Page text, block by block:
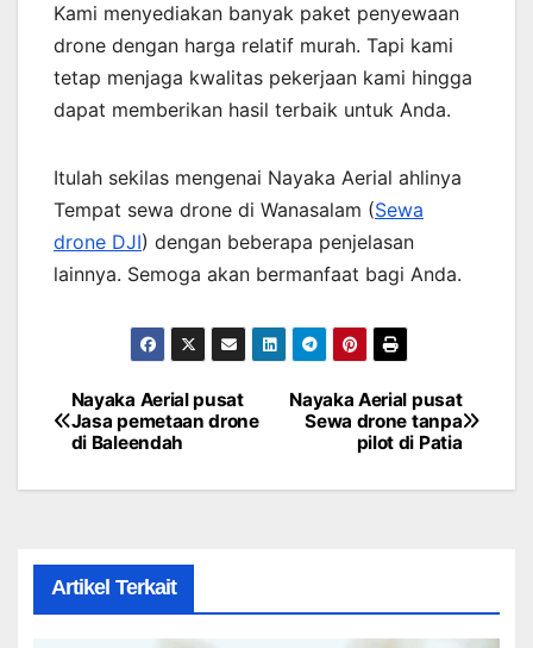
Kami menyediakan banyak paket penyewaan
drone dengan harga relatif murah. Tapi kami
tetap menjaga kwalitas pekerjaan kami hingga
dapat memberikan hasil terbaik untuk Anda.
Itulah sekilas mengenai Nayaka Aerial ahlinya
Tempat sewa drone di Wanasalam (Sewa
drone DJI) dengan beberapa penjelasan
lainnya. Semoga akan bermanfaat bagi Anda.
Post
navigation
Nayaka Aerial pusat
Sewa drone tanpa
pilot di Patia
Nayaka Aerial pusat
Jasa pemetaan drone
di Baleendah
Artikel Terkait